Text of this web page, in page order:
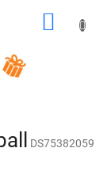
DS75382059